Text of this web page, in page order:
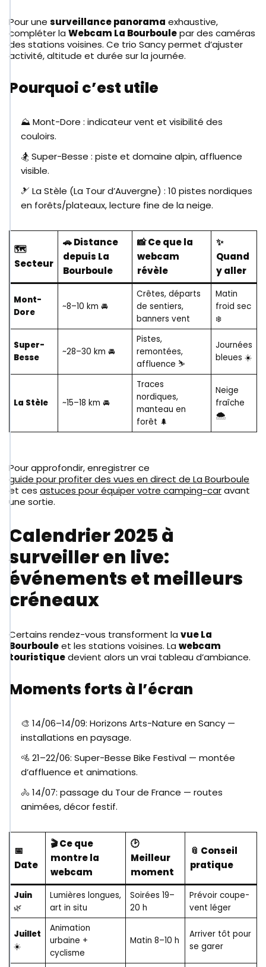
Pour une surveillance panorama exhaustive,
compléter la Webcam La Bourboulepar des caméras
des stations voisines. Ce trio Sancy permet d’ajuster
activité, altitude et durée sur la journée.
Pourquoi c’est utile
⛰️ Mont-Dore : indicateur vent et visibilité des
couloirs.
🏂 Super-Besse : piste et domaine alpin, affluence
visible.
🎿 La Stèle (La Tour d’Auvergne) : 10 pistes nordiques
en forêts/plateaux, lecture fine de la neige.
🗺️
Secteur
🚗 Distance
depuis La
Bourboule
📸 Ce que la
webcam
révèle
✨
Quand
y aller
Mont-
Dore
~8–10 km 🚘
Crêtes, départs
de sentiers,
banners vent
Matin
froid sec
❄️
Super-
Besse
~28–30 km 🚘
Pistes,
remontées,
affluence ⛷️
Journées
bleues ☀️
La Stèle ~15–18 km 🚘
Traces
nordiques,
manteau en
forêt 🌲
Neige
fraîche
🌨️
Pour approfondir, enregistrer ce
guide pour profiter des vues en direct de La Bourboule
et ces astuces pour équiper votre camping-caravant
une sortie.
Calendrier 2025 à
surveiller en live:
événements et meilleurs
créneaux
Certains rendez-vous transforment la vue La
Bourbouleet les stations voisines. La webcam
touristiquedevient alors un vrai tableau d’ambiance.
Moments forts à l’écran
🎨 14/06–14/09: Horizons Arts-Nature en Sancy —
installations en paysage.
🚵 21–22/06: Super-Besse Bike Festival — montée
d’affluence et animations.
🚴 14/07: passage du Tour de France — routes
animées, décor festif.
📅
Date
🎬 Ce que
montre la
webcam
🕑
Meilleur
moment
📎 Conseil
pratique
Juin
🌿
Lumières longues,
art in situ
Soirées 19–
20 h
Prévoir coupe-
vent léger
Juillet
☀️
Animation
urbaine +
cyclisme
Matin 8–10 h
Arriver tôt pour
se garer